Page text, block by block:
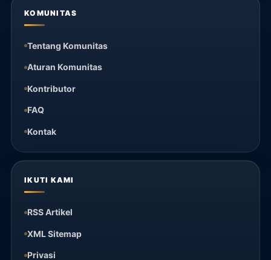
KOMUNITAS
Tentang Komunitas
Aturan Komunitas
Kontributor
FAQ
Kontak
IKUTI KAMI
RSS Artikel
XML Sitemap
Privasi